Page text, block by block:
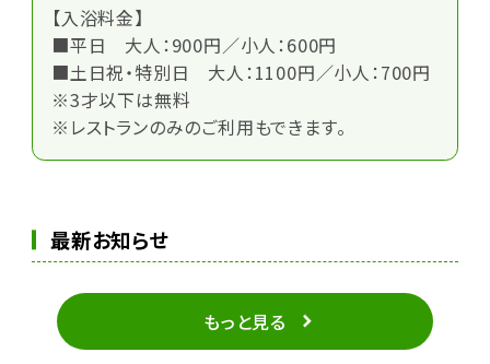
【入浴料金】
■平日 大人：900円／小人：600円
■土日祝・特別日 大人：1100円／小人：700円
※3才以下は無料
※レストランのみのご利用もできます。
最新お知らせ
もっと見る